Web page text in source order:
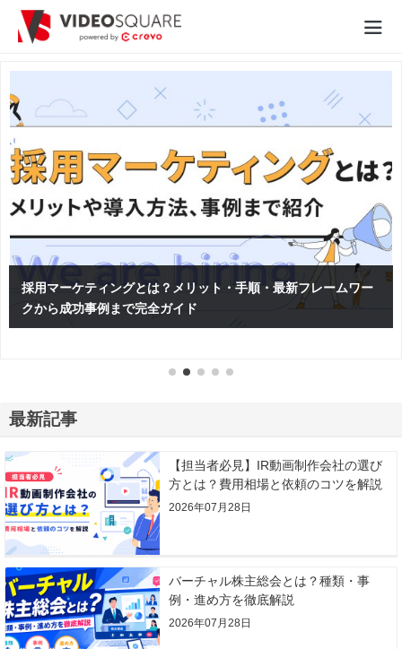
価格
お役立ち情報
- 動画に関するご相談はこちら -
お問合わせ・無料見積もり
採用マーケティングとは？メリット・手順・最新フレームワー
クから成功事例まで完全ガイド
最新記事
【担当者必見】IR動画制作会社の選び
方とは？費用相場と依頼のコツを解説
2026年07月28日
バーチャル株主総会とは？種類・事
例・進め方を徹底解説
2026年07月28日